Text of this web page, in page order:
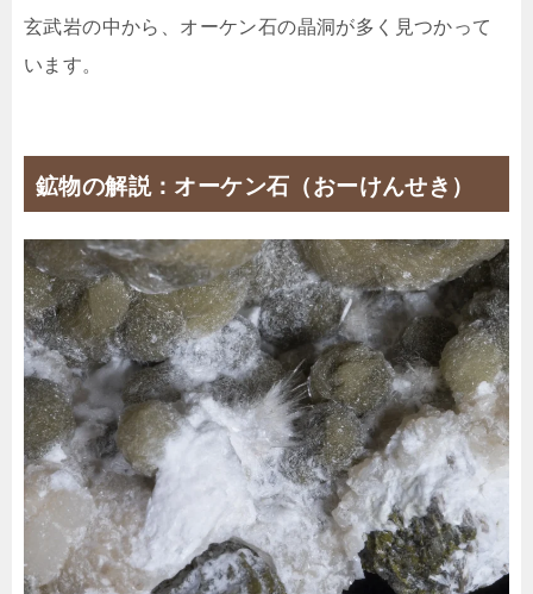
玄武岩の中から、オーケン石の晶洞が多く見つかって
います。
鉱物の解説：オーケン石（おーけんせき）